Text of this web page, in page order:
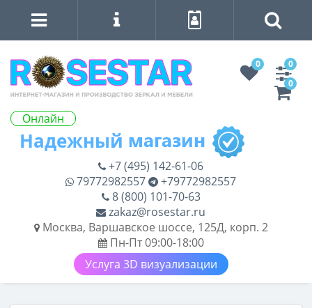
Онлайн
0
0
0
+7 (495) 142-61-06
79772982557
+79772982557
8 (800) 101-70-63
zakaz@rosestar.ru
Москва, Варшавское шоссе, 125Д, корп. 2
Пн-Пт 09:00-18:00
Услуга 3D визуализации